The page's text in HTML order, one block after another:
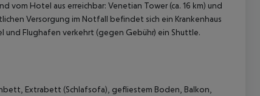
vom Hotel aus erreichbar: Venetian Tower (ca. 16 km) und
Versorgung im Notfall befindet sich ein Krankenhaus
und Flughafen verkehrt (gegen Gebühr) ein Shuttle.
Extrabett (Schlafsofa), gefliestem Boden, Balkon,